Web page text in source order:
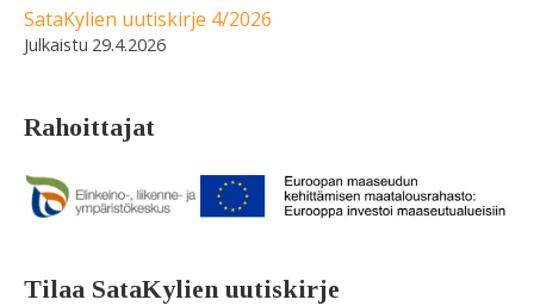
SataKylien uutiskirje 4/2026
29.4.2026
Rahoittajat
Tilaa SataKylien uutiskirje